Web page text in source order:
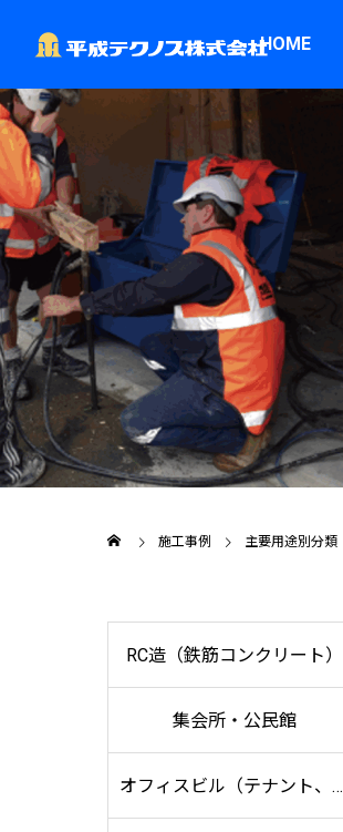
HOME
施工事例 主要用途別分類
RC造（鉄筋コンクリート）
集会所・公民館
オフィスビル（テナント、ホ